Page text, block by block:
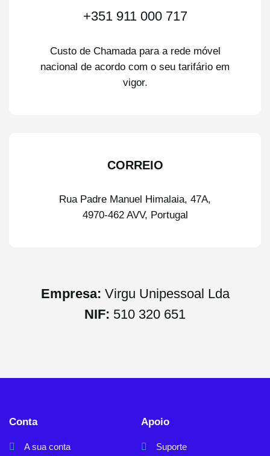
+351 911 000 717
Custo de Chamada para a rede móvel
nacional de acordo com o seu tarifário em
vigor.
CORREIO
Rua Padre Manuel Himalaia, 47A,
4970-462 AVV, Portugal
Empresa: Virgu Unipessoal Lda
NIF: 510 320 651
Conta
A sua conta
Apoio
Suporte